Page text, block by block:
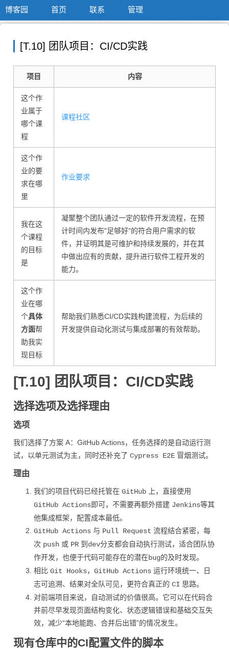
博客园 首页 联系 管理
[T.10] 团队项目：CI/CD实践
项目 内容
这个作
业属于
哪个课
程
课程社区
这个作
业的要
求在哪
里
作业要求
我在这
个课程
的目标
是
凝聚整个团队通过一定的软件开发流程，在预
计时间内发布"足够好"的符合用户需求的软
件，并证明其是可维护和持续发展的，并在其
中做出应有的贡献，提升进行软件工程开发的
能力。
这个作
业在哪
个具体
方面帮
助我实
现目标
帮助我们熟悉CI/CD实践构建流程，为后续的
开发提供自动化测试与集成部署的有效帮助。
[T.10] 团队项目：CI/CD实践
选择选项及选择理由
选项
我们选择了方案 A：GitHub Actions，任务选择的是自动运行测
试，以单元测试为主，同时还补充了 Cypress E2E 冒烟测试。
理由
我们的项目代码已经托管在 GitHub 上，直接使用
GitHub Actions即可，不需要再额外搭建 Jenkins等其
他集成框架，配置成本最低。
GitHub Actions 与 Pull Request 流程结合紧密，每
次 push 或 PR 到 dev分支都会自动执行测试，适合团队协
作开发，也便于代码可能存在的潜在bug的及时发现。
相比 Git Hooks， GitHub Actions 运行环境统一、日
志可追溯、结果对全队可见，更符合真正的 CI 思路。
对前端项目来说，自动测试的价值很高。它可以在代码合
并前尽早发现页面结构变化、状态逻辑错误和基础交互失
效，减少“本地能跑、合并后出错”的情况发生。
现有仓库中的CI配置文件的脚本